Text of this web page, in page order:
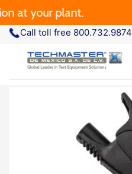
your plant.
Call toll free 800.732.9874